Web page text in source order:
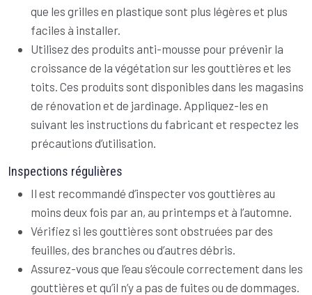
que les grilles en plastique sont plus légères et plus
faciles à installer.
Utilisez des produits anti-mousse pour prévenir la
croissance de la végétation sur les gouttières et les
toits. Ces produits sont disponibles dans les magasins
de rénovation et de jardinage. Appliquez-les en
suivant les instructions du fabricant et respectez les
précautions d’utilisation.
Inspections régulières
Il est recommandé d’inspecter vos gouttières au
moins deux fois par an, au printemps et à l’automne.
Vérifiez si les gouttières sont obstruées par des
feuilles, des branches ou d’autres débris.
Assurez-vous que l’eau s’écoule correctement dans les
gouttières et qu’il n’y a pas de fuites ou de dommages.